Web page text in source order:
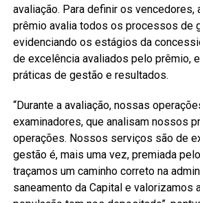
avaliação. Para definir os vencedores,
prêmio avalia todos os processos de
evidenciando os estágios da
de excelência avaliados pelo prêmio,
práticas de gestão e resultados.
“Durante a avaliação, nossas
examinadores, que analisam nossos
operações. Nossos serviços são de
gestão é, mais uma vez, premiada
traçamos um caminho correto na
saneamento da Capital e valorizamos